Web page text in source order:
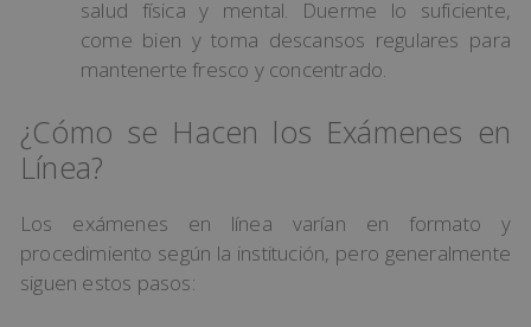
salud física y mental. Duerme lo suficiente,
come bien y toma descansos regulares para
mantenerte fresco y concentrado.
¿Cómo se Hacen los Exámenes en
Línea?
Los exámenes en línea varían en formato y
procedimiento según la institución, pero generalmente
siguen estos pasos: